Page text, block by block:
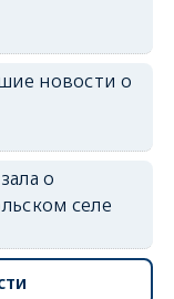
новости о
о
селе